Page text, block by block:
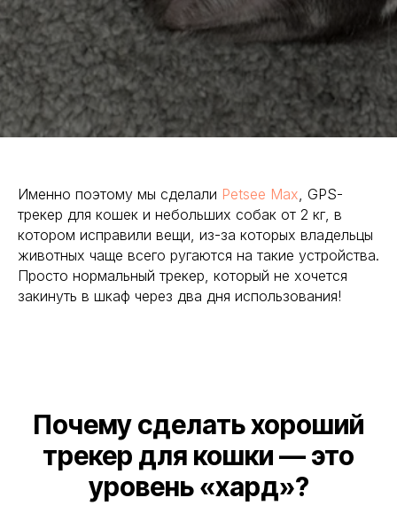
Именно поэтому мы сделали Petsee Max, GPS-
трекер для кошек и небольших собак от 2 кг, в
котором исправили вещи, из-за которых владельцы
животных чаще всего ругаются на такие устройства.
Просто нормальный трекер, который не хочется
закинуть в шкаф через два дня использования!
Почему сделать хороший
трекер для кошки — это
уровень «хард»?